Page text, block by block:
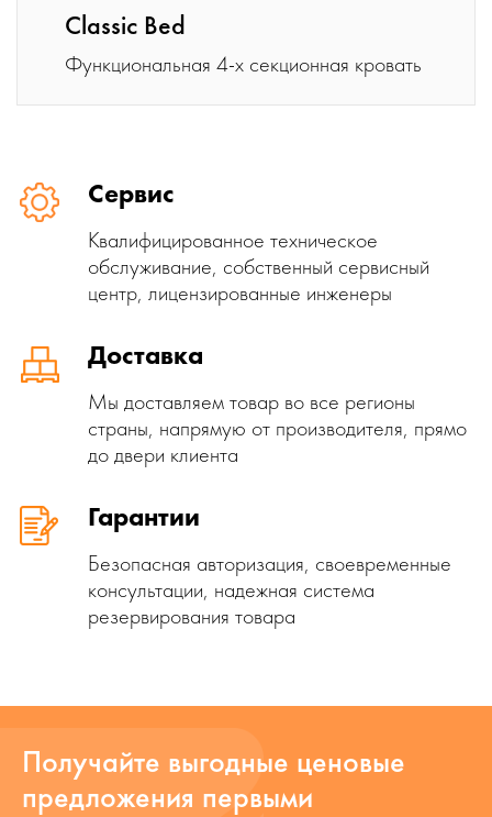
Classic Bed
Функциональная 4-х секционная кровать
Сервис
Квалифицированное техническое
обслуживание, собственный сервисный
центр, лицензированные инженеры
Доставка
Мы доставляем товар во все регионы
страны, напрямую от производителя, прямо
до двери клиента
Гарантии
Безопасная авторизация, своевременные
консультации, надежная система
резервирования товара
Получайте выгодные ценовые
предложения первыми